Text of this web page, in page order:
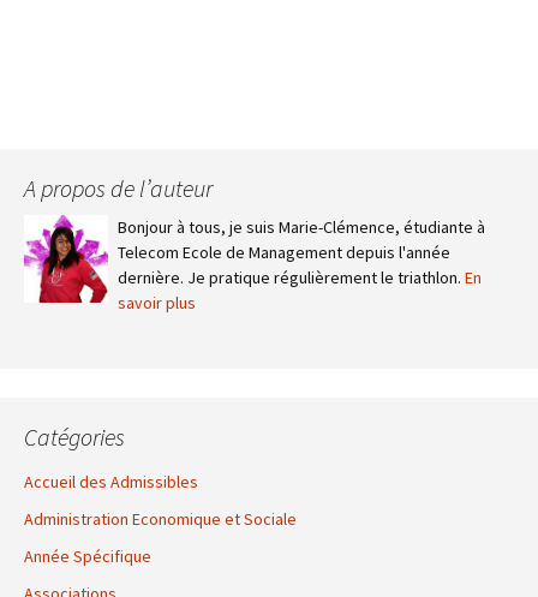
A propos de l’auteur
Bonjour à tous, je suis Marie-Clémence, étudiante à
Telecom Ecole de Management depuis l'année
dernière. Je pratique régulièrement le triathlon. En
savoir plus
Catégories
Accueil des Admissibles
Administration Economique et Sociale
Année Spécifique